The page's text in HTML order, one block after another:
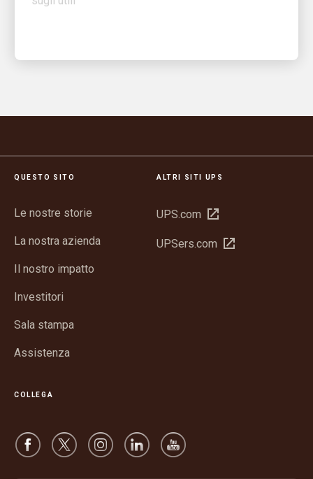
QUESTO SITO
Le nostre storie
La nostra azienda
Il nostro impatto
Investitori
Sala stampa
Assistenza
ALTRI SITI UPS
UPS.com Apri
una
UPSers.com Apri
COLLEGA